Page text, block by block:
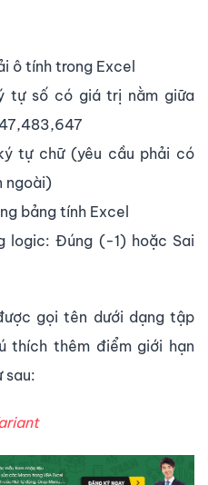
ô tính trong Excel
tự số có giá trị nằm giữa
tự chữ (yêu cầu phải có
ngoài)
bảng tính Excel
logic: Đúng (-1) hoặc Sai
gọi tên dưới dạng tập
thích thêm điểm giới hạn
sau: